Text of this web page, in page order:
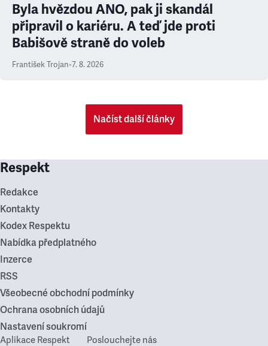
Byla hvězdou ANO, pak ji skandál
připravil o kariéru. A teď jde proti
Babišově straně do voleb
František Trojan•7. 8. 2026
Načíst další články
Respekt
Redakce
Kontakty
Kodex Respektu
Nabídka předplatného
Inzerce
RSS
Všeobecné obchodní podmínky
Ochrana osobních údajů
Nastavení soukromí
Aplikace Respekt Poslouchejte nás